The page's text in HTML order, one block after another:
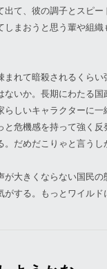
て、彼の調子とスピー
まおうと思う輩や組
れて暗殺されるくらい
いか。長期にわたる
しいキャラクターに
と危機感を持って強く
。だめだこりゃと言うし
が大きくならない国民
する。もっとワイルド